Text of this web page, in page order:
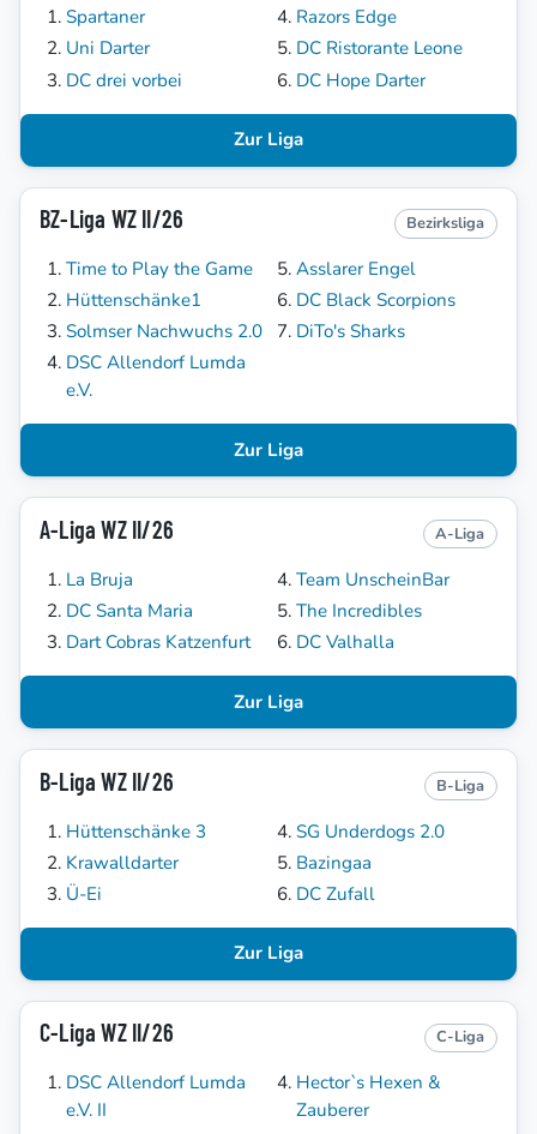
Spartaner
Uni Darter
DC drei vorbei
Razors Edge
DC Ristorante Leone
DC Hope Darter
Zur Liga
BZ-Liga WZ II/26 Bezirksliga
Time to Play the Game
Hüttenschänke1
Solmser Nachwuchs 2.0
DSC Allendorf Lumda
e.V.
Asslarer Engel
DC Black Scorpions
DiTo's Sharks
Zur Liga
A-Liga WZ II/26 A-Liga
La Bruja
DC Santa Maria
Dart Cobras Katzenfurt
Team UnscheinBar
The Incredibles
DC Valhalla
Zur Liga
B-Liga WZ II/26 B-Liga
Hüttenschänke 3
Krawalldarter
Ü-Ei
SG Underdogs 2.0
Bazingaa
DC Zufall
Zur Liga
C-Liga WZ II/26 C-Liga
DSC Allendorf Lumda
e.V. II
Hector`s Hexen &
Zauberer